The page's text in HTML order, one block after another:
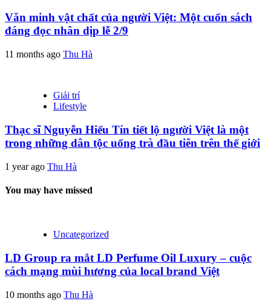
Văn minh vật chất của người Việt: Một cuốn sách
đáng đọc nhân dịp lễ 2/9
11 months ago Thu Hà
Giải trí
Lifestyle
Thạc sĩ Nguyễn Hiếu Tín tiết lộ người Việt là một
trong những dân tộc uống trà đầu tiên trên thế giới
1 year ago Thu Hà
You may have missed
Uncategorized
LD Group ra mắt LD Perfume Oil Luxury – cuộc
cách mạng mùi hương của local brand Việt
10 months ago Thu Hà